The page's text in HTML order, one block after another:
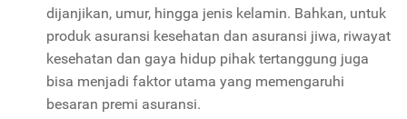
dijanjikan, umur, hingga jenis kelamin. Bahkan, untuk
produk asuransi kesehatan dan asuransi jiwa, riwayat
kesehatan dan gaya hidup pihak tertanggung juga
bisa menjadi faktor utama yang memengaruhi
besaran premi asuransi.